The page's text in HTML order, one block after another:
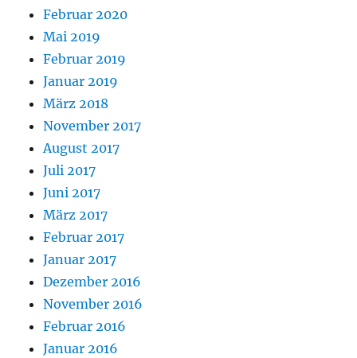
Februar 2020
Mai 2019
Februar 2019
Januar 2019
März 2018
November 2017
August 2017
Juli 2017
Juni 2017
März 2017
Februar 2017
Januar 2017
Dezember 2016
November 2016
Februar 2016
Januar 2016